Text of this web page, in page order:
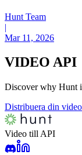
Hunt Team
|
Mar 11, 2026
VIDEO API
Discover why Hunt
Distribuera din
Video till API